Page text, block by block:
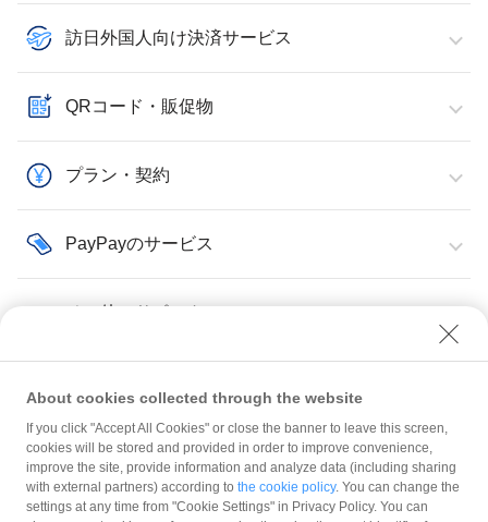
訪日外国人向け決済サービス
QRコード・販促物
プラン・契約
PayPayのサービス
その他・サポート
その他・サポート
規約
ガイドライン
About cookies collected through the website
If you click "Accept All Cookies" or close the banner to leave this screen,
cookies will be stored and provided in order to improve convenience,
improve the site, provide information and analyze data (including sharing
with external partners) according to the cookie policy. You can change the
settings at any time from "Cookie Settings" in Privacy Policy. You can